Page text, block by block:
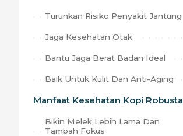
Turunkan Risiko Penyakit Jantung
Jaga Kesehatan Otak
Bantu Jaga Berat Badan Ideal
Baik Untuk Kulit Dan Anti-Aging
Manfaat Kesehatan Kopi Robusta
Bikin Melek Lebih Lama Dan
Tambah Fokus